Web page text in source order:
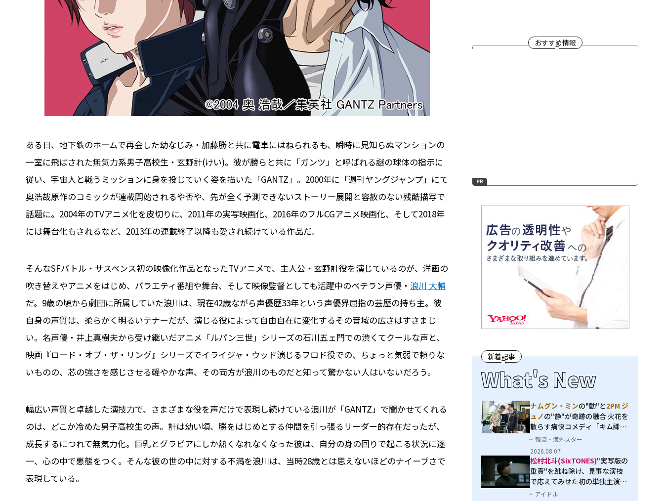
ある日、地下鉄のホームで再会した幼なじみ・加藤勝と共に電車にはねられるも、瞬時に見知らぬマンションの
一室に飛ばされた無気力系男子高校生・玄野計(けい)。彼が勝らと共に「ガンツ」と呼ばれる謎の球体の指示に
従い、宇宙人と戦うミッションに身を投じていく姿を描いた「GANTZ」。2000年に「週刊ヤングジャンプ」にて
奥浩哉原作のコミックが連載開始されるや否や、先が全く予測できないストーリー展開と容赦のない残酷描写で
話題に。2004年のTVアニメ化を皮切りに、2011年の実写映画化、2016年のフルCGアニメ映画化、そして2018年
には舞台化もされるなど、2013年の連載終了以降も愛され続けている作品だ。
そんなSFバトル・サスペンス初の映像化作品となったTVアニメで、主人公・玄野計役を演じているのが、洋画の
吹き替えやアニメをはじめ、バラエティ番組や舞台、そして映像監督としても活躍中のベテラン声優・ 浪川 大輔
だ。9歳の頃から劇団に所属していた浪川は、現在42歳ながら声優歴33年という声優界屈指の芸歴の持ち主。彼
自身の声質は、柔らかく明るいテナーだが、演じる役によって自由自在に変化するその音域の広さはすさまじ
い。名声優・井上真樹夫から受け継いだアニメ「ルパン三世」シリーズの石川五ェ門での渋くてクールな声と、
映画『ロード・オブ・ザ・リング』シリーズでイライジャ・ウッド演じるフロド役での、ちょっと気弱で頼りな
いものの、芯の強さを感じさせる軽やかな声、その両方が浪川のものだと知って驚かない人はいないだろう。
幅広い声質と卓越した演技力で、さまざまな役を声だけで表現し続けている浪川が「GANTZ」で聞かせてくれる
のは、どこか冷めた男子高校生の声。計は幼い頃、勝をはじめとする仲間を引っ張るリーダー的存在だったが、
成長するにつれて無気力化。巨乳とグラビアにしか熱くなれなくなった彼は、自分の身の回りで起こる状況に逐
一、心の中で悪態をつく。そんな彼の世の中に対する不満を浪川は、当時28歳とは思えないほどのナイーブさで
表現している。
おすすめ情報
新着記事
What's New
ナムグン・ミンの"動"と2PM ジ
ュノの"静"が奇跡の融合 火花を
散らす痛快コメディ「キム課長
とソ理事～Bravo! Your Life
～」
韓流・海外スター
2026.08.07
松村北斗(SixTONES)"実写版の
重責"を跳ね除け、見事な演技
で応えてみせた初の単独主演映
画「秒速5センチメートル」
アイドル